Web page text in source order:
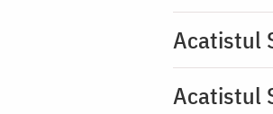
Acatistul
Acatistul